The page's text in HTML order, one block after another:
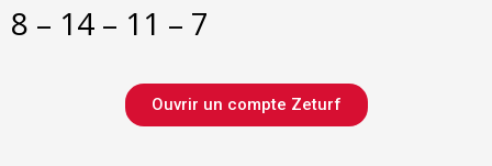
8 – 14 – 11 – 7
Ouvrir un compte Zeturf